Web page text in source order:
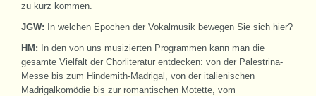
zu kurz kommen.
JGW:
In welchen Epochen der Vokalmusik bewegen Sie sich hier?
HM:
In den von uns musizierten Programmen kann man die
gesamte Vielfalt der Chorliteratur entdecken: von der Palestrina-
Messe bis zum Hindemith-Madrigal, von der italienischen
Madrigalkomödie bis zur romantischen Motette, vom